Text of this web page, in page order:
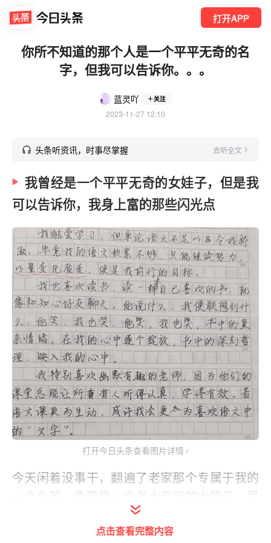
打开APP
你所不知道的那个人是一个平平无奇的名
字，但我可以告诉你。。。
蓝灵吖 关注
2023-11-27 12:10
头条听资讯，时事尽掌握 去听全文
我曾经是一个平平无奇的女娃子，但是我
可以告诉你，我身上富的那些闪光点
打开今日头条查看图片详情
今天闲着没事干，翻遍了老家那个专属于我的
面躺着我许许多多的曾经。
点击查看完整内容